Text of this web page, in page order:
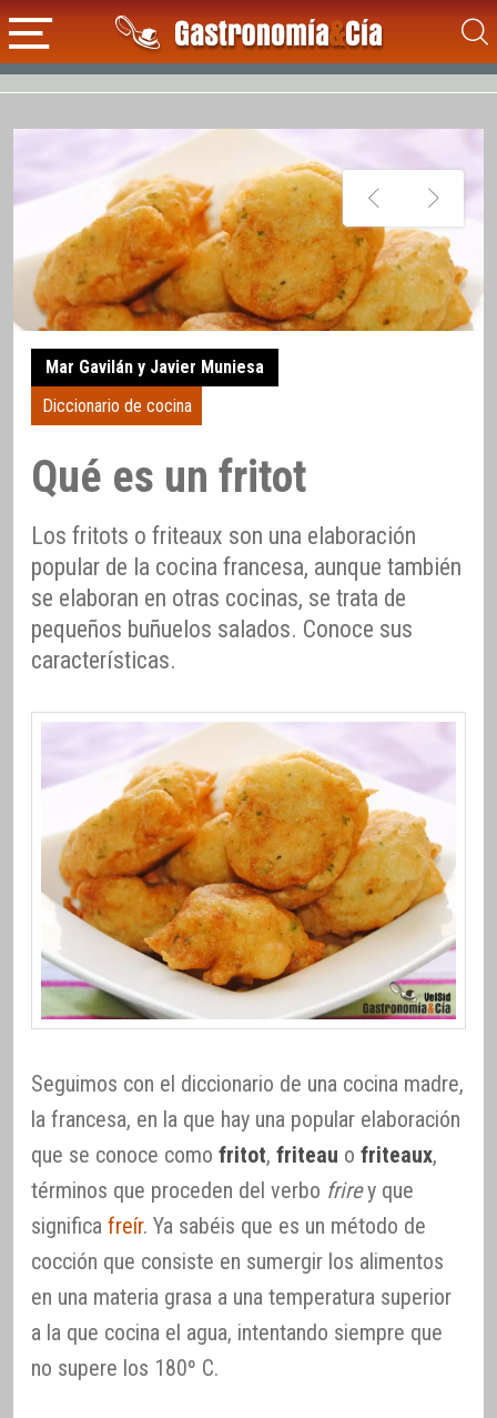
Mar Gavilán y Javier Muniesa
Diccionario de cocina
Qué es un fritot
Los fritots o friteaux son una elaboración
popular de la cocina francesa, aunque también
se elaboran en otras cocinas, se trata de
pequeños buñuelos salados. Conoce sus
características.
Seguimos con el diccionario de una cocina madre,
la francesa, en la que hay una popular elaboración
que se conoce como fritot, friteau o friteaux,
términos que proceden del verbo frirey que
significa freír. Ya sabéis que es un método de
cocción que consiste en sumergir los alimentos
en una materia grasa a una temperatura superior
a la que cocina el agua, intentando siempre que
no supere los 180º C.